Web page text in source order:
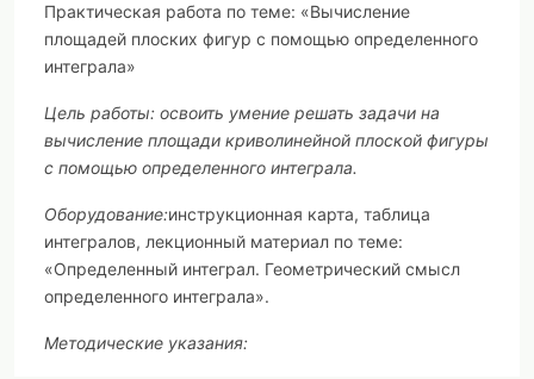
Практическая работа по теме: «Вычисление
площадей плоских фигур с помощью определенного
интеграла»
Цель работы: освоить умение решать задачи на
вычисление площади криволинейной плоской фигуры
с помощью определенного интеграла.
Оборудование:инструкционная карта, таблица
интегралов, лекционный материал по теме:
«Определенный интеграл. Геометрический смысл
определенного интеграла».
Методические указания: